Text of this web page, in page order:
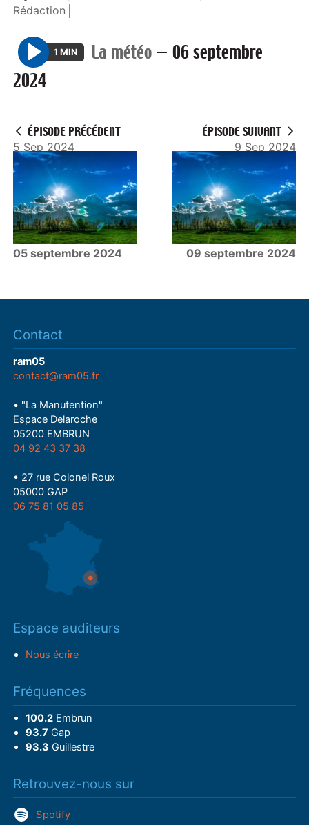
Rédaction
P
l
1 MIN La météo — 06 septembre
2024
ÉPISODE PRÉCÉDENT
5 Sep 2024
05 septembre 2024
ÉPISODE SUIVANT
9 Sep 2024
09 septembre 2024
Contact
ram05
contact@ram05.fr
• "La Manutention"
Espace Delaroche
05200 EMBRUN
04 92 43 37 38
• 27 rue Colonel Roux
05000 GAP
06 75 81 05 85
Espace auditeurs
Nous écrire
Fréquences
100.2Embrun
93.7 Gap
93.3 Guillestre
Retrouvez-nous sur
Spotify